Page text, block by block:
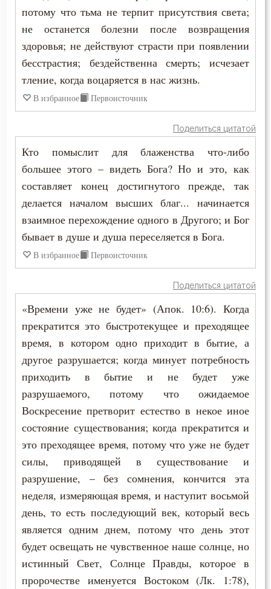
Добродетель
Дух Святой
Душа
Ересь
Жизнь
Жизнь вечная
Зависть
Загробная жизнь
Закон Божий
Заповеди
Зло
Знание
Исповедник
Исповедь
Истина
потому что тьма не терпит присутствия света;
не останется болезни после возвращения
здоровья; не действуют страсти при появлении
бесстрастия; бездейственна смерть; исчезает
тление, когда воцаряется в нас жизнь.
В избранное Первоисточник
Поделиться цитатой
Кто помыслит для блаженства что-либо
большее этого – видеть Бога? Но и это, как
составляет конец достигнутого прежде, так
делается началом высших благ... начинается
взаимное перехождение одного в Другого; и Бог
бывает в душе и душа переселяется в Бога.
В избранное Первоисточник
Поделиться цитатой
«Времени уже не будет» (Апок. 10:6). Когда
прекратится это быстротекущее и преходящее
время, в котором одно приходит в бытие, а
другое разрушается; когда минует потребность
приходить в бытие и не будет уже
разрушаемого, потому что ожидаемое
Воскресение претворит естество в некое иное
состояние существования; когда прекратится и
это преходящее время, потому что уже не будет
силы, приводящей в существование и
разрушение, – без сомнения, кончится эта
неделя, измеряющая время, и наступит восьмой
день, то есть последующий век, который весь
является одним днем, потому что день этот
будет освещать не чувственное наше солнце, но
истинный Свет, Солнце Правды, которое в
пророчестве именуется Востоком (Лк. 1:78),